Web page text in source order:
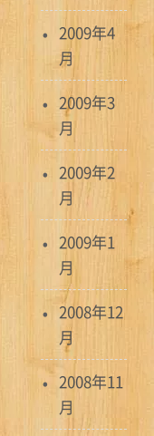
2009年4
月
2009年3
月
2009年2
月
2009年1
月
2008年12
月
2008年11
月